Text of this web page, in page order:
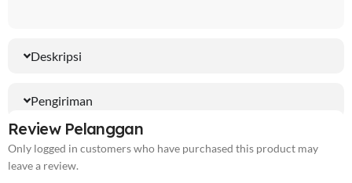
Deskripsi
Pengiriman
Review Pelanggan
Only logged in customers who have purchased this product may
leave a review.